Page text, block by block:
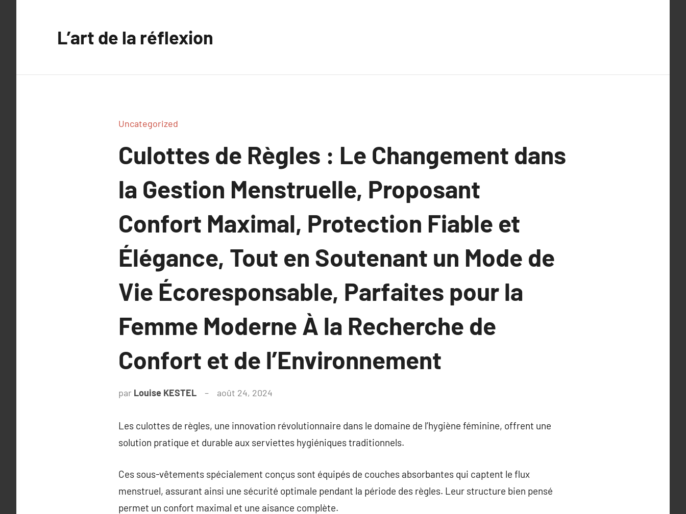
L’art de la réflexion
Uncategorized
Culottes de Règles : Le Changement dans
la Gestion Menstruelle, Proposant
Confort Maximal, Protection Fiable et
Élégance, Tout en Soutenant un Mode de
Vie Écoresponsable, Parfaites pour la
Femme Moderne À la Recherche de
Confort et de l’Environnement
par Louise KESTEL août 24, 2024
Les culottes de règles, une innovation révolutionnaire dans le domaine de l’hygiène féminine, offrent une
solution pratique et durable aux serviettes hygiéniques traditionnels.
Ces sous-vêtements spécialement conçus sont équipés de couches absorbantes qui captent le flux
menstruel, assurant ainsi une sécurité optimale pendant la période des règles. Leur structure bien pensé
permet un confort maximal et une aisance complète.